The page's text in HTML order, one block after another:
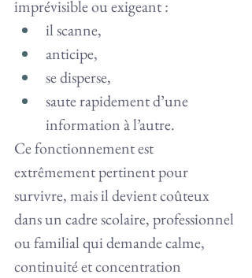
imprévisible ou exigeant :
il scanne,
anticipe,
se disperse,
saute rapidement d’une
information à l’autre.
Ce fonctionnement est
extrêmement pertinent pour
survivre, mais il devient coûteux
dans un cadre scolaire, professionnel
ou familial qui demande calme,
continuité et concentration